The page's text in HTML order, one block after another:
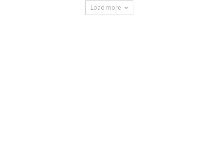
Load more